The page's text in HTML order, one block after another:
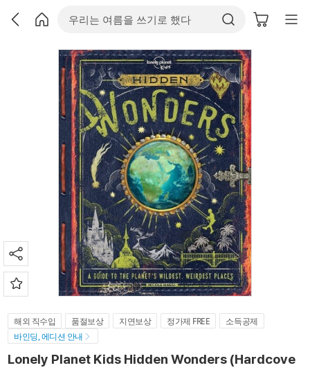
해외 직수입 품절보상 지연보상 정가제 FREE
소득공제
바인딩, 에디션 안내
Lonely Planet Kids Hidden Wonders (Hardcove